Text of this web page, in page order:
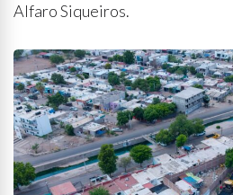
Alfaro Siqueiros.